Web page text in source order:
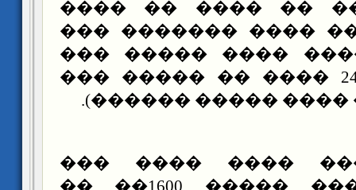
������ ���� ��
���� ���� �� ����
�� ����� ����
������ �� 24 ���� �� ����� ���
����� (�� �� ����
����� ��� ����
������ ����� ����� 1600�� ��